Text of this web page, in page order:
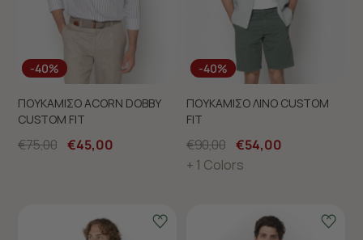
-40%
ΠΟΥΚΑΜΙΣΟ ACORN DOBBY
CUSTOM FIT
€75,00 €45,00
-40%
ΠΟΥΚΑΜΙΣΟ ΛΙΝΟ CUSTOM
FIT
€90,00 €54,00
+ 1 Colors